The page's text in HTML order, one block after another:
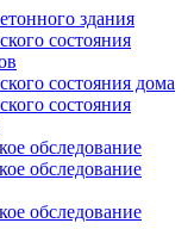
здания
состояния
состояния дома
состояния
обследование
обследование
обследование